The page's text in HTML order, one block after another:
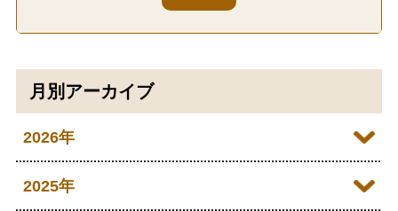
月別アーカイブ
2026年
2026年07月
2025年